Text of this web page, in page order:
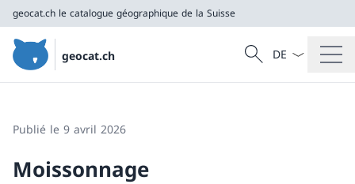
geocat.ch le catalogue géographique de la Suisse
geocat.ch
le catalogue géographique de la Suisse
Recherche
Recherche
La langue
Publié le 9 avril 2026
Moissonnage